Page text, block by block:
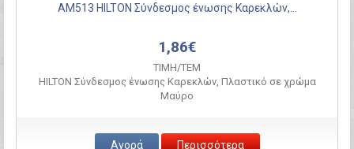
ΑΜ513 HILTON Σύνδεσμος ένωσης Καρεκλών,...
1,86€
ΤΙΜH/ΤΕΜ
HILTON Σύνδεσμος ένωσης Καρεκλών, Πλαστικό σε χρώμα
Μαύρο
Αγορά Περισσότερα